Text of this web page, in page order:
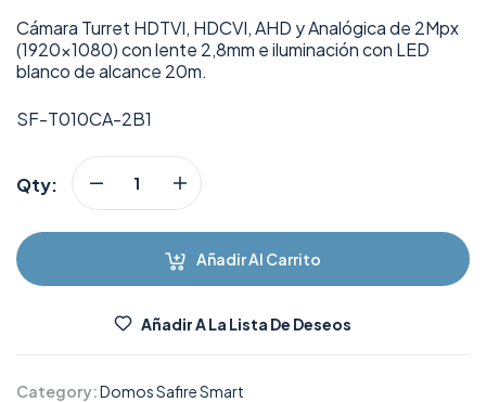
Cámara Turret HDTVI, HDCVI, AHD y Analógica de 2Mpx
(1920×1080) con lente 2,8mm e iluminación con LED
blanco de alcance 20m.
SF-T010CA-2B1
Qty:
Añadir Al Carrito
Añadir A La Lista De Deseos
Category:Domos Safire Smart